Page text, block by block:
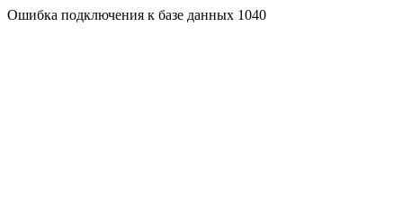
Ошибка подключения к базе данных 1040